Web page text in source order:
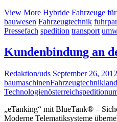
View More Hybride Fahrzeuge
bauwesen Fahrzeugtechnik
Pressefach spedition transport
Kundenbindung an
Redaktion/uds September 26, 2012
baumaschinenFahrzeugtechnik
Technologienösterreichspedition
„eTanking“ mit BlueTank® –
Moderne Telematiksysteme